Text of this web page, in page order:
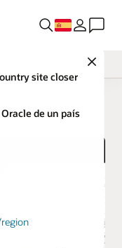
Close
site closer
de un país